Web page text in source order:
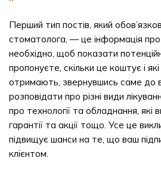
Перший тип постів, який
стоматолога, — це інформація про
необхідно, щоб показати
пропонуєте, скільки це коштує і
отримають, звернувшись саме до
розповідати про різні види
про технології та обладнання, які
гарантії та акції тощо. Усе це
підвищує шанси на те, що ваш
клієнтом.